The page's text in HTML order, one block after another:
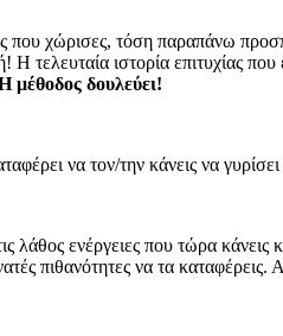
χώρισες, τόση παραπάνω
τελευταία ιστορία επιτυχίας
μέθοδος δουλεύει!
να τον/την κάνεις να
λάθος ενέργειες που τώρα
πιθανότητες να τα